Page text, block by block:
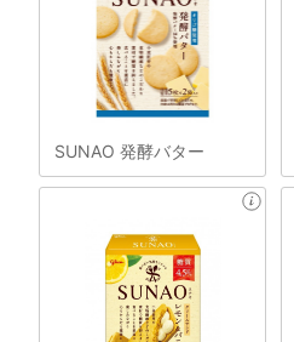
SUNAO 発酵バター